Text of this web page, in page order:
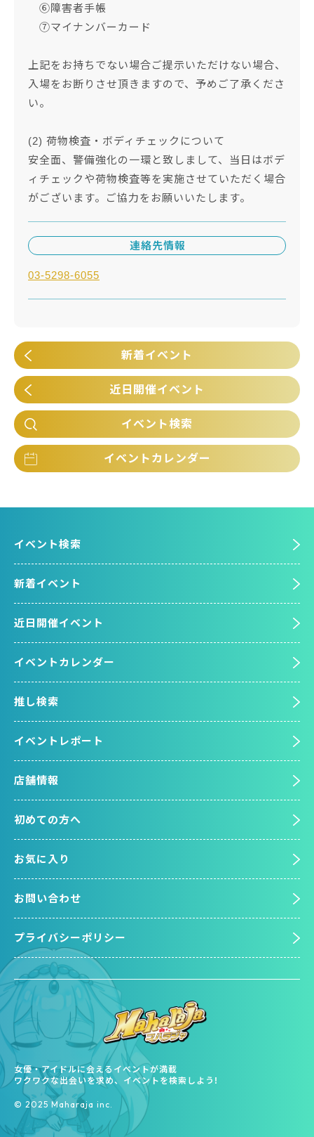
⑥障害者手帳
⑦マイナンバーカード
上記をお持ちでない場合ご提示いただけない場合、
入場をお断りさせ頂きますので、予めご了承くださ
い。
(2) 荷物検査・ボディチェックについて
安全面、警備強化の一環と致しまして、当日はボデ
ィチェックや荷物検査等を実施させていただく場合
がございます。ご協力をお願いいたします。
連絡先情報
03-5298-6055
新着イベント
近日開催イベント
イベント検索
イベントカレンダー
女優・アイドルに会えるイベントが満載
ワクワクな出会いを求め、イベントを検索しよう!
©︎ 2025 Maharaja inc.
イベント検索
新着イベント
近日開催イベント
イベントカレンダー
推し検索
イベントレポート
店舗情報
初めての方へ
お気に入り
お問い合わせ
プライバシーポリシー